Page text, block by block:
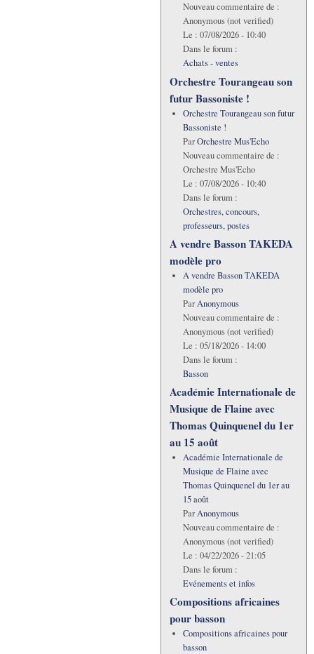
Nouveau commentaire de :
Anonymous (not verified)
Le : 07/08/2026 - 10:40
Dans le forum :
Achats - ventes
Orchestre Tourangeau son
futur Bassoniste !
Orchestre Tourangeau son futur
Bassoniste !
ParOrchestre Mus'Echo
Nouveau commentaire de :
Orchestre Mus'Echo
Le : 07/08/2026 - 10:40
Dans le forum :
Orchestres, concours,
professeurs, postes
A vendre Basson TAKEDA
modèle pro
A vendre Basson TAKEDA
modèle pro
ParAnonymous
Nouveau commentaire de :
Anonymous (not verified)
Le : 05/18/2026 - 14:00
Dans le forum :
Basson
Académie Internationale de
Musique de Flaine avec
Thomas Quinquenel du 1er
au 15 août
Académie Internationale de
Musique de Flaine avec
Thomas Quinquenel du 1er au
15 août
ParAnonymous
Nouveau commentaire de :
Anonymous (not verified)
Le : 04/22/2026 - 21:05
Dans le forum :
Evénements et infos
Compositions africaines
pour basson
Compositions africaines pour
basson